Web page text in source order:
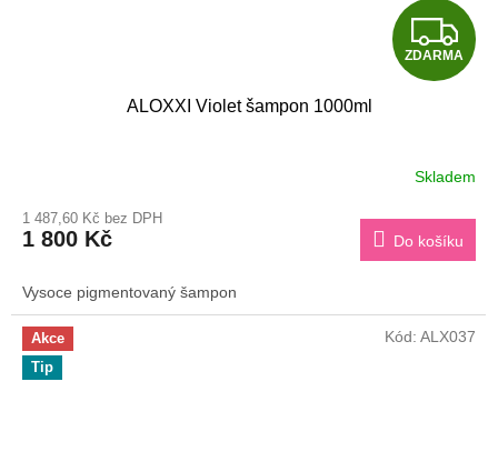
Z
D
R
M
A
ZDARMA
ALOXXI Violet šampon 1000ml
Skladem
1 487,60 Kč bez DPH
1 800 Kč Do košíku
Vysoce pigmentovaný šampon
Akce
Tip
Kód: ALX037